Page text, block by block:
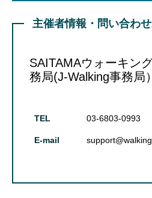
主催者情報・問い合わ
SAITAMAウォーキン
務局(J-Walking事務局）
TEL 03-6803-0993
E-mail